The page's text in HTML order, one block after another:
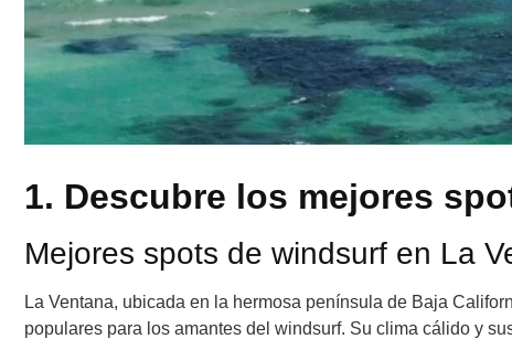
1. Descubre los mejores
Mejores spots de windsurf en La
La Ventana, ubicada en la hermosa península de Baja
populares para los amantes del windsurf. Su clima cálido y